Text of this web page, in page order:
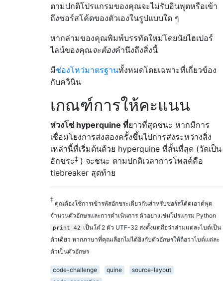
ตามปกติโปรแกรมของคุณจะไม่รับอินพุตหรือเข้า
ถึงซอร์สโค้ดของตัวเองในรูปแบบใด ๆ
หากล่ามของคุณพิมพ์บรรทัดใหม่โดยนัยไฮเปอร์
ไลน์ของคุณจะต้องคำนึงถึงสิ่งนี้
มีช่องโหว่มาตรฐานทั้งหมดโดยเฉพาะที่เกี่ยวข้อง
กับควินิน
เกณฑ์การให้คะแนน
ห่วงโซ่ hyperquine ที่ยาวที่สุดชนะ หากมีการ
เชื่อมโยงการส่งสองครั้งขึ้นไปการส่งระหว่างสิ่ง
เหล่านี้ที่เริ่มต้นด้วย hyperquine ที่สั้นที่สุด (วัดเป็น
อักขระ‡) จะชนะ ตามปกติเวลาการโพสต์คือ
tiebreaker สุดท้าย
‡
คุณต้องใช้การเข้ารหัสอักขระเดียวกันสำหรับซอร์สโค้ดเอาต์พุต
จำนวนตัวอักษรและการดำเนินการ ตัวอย่างเช่นโปรแกรม Python
print 42 เป็นได้2 ตัว UTF-32 ส่งตั้งแต่ถือว่าล่ามแต่ละไบต์เป็น
ตัวเดียว หากภาษาที่คุณเลือกไม่ได้อิงกับตัวอักษรให้ถือว่าไบต์แต่ละ
ตัวเป็นตัวอักษร
code-challenge quine
source-layout